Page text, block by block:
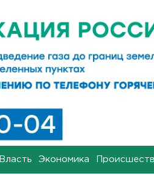
Власть Экономика